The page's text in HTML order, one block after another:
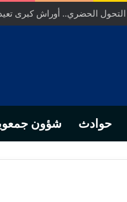
التحول الحضري.. أوراش كبرى
حوادث شؤون